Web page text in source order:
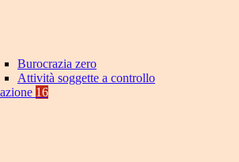
Burocrazia zero
Attività soggette a controllo
16